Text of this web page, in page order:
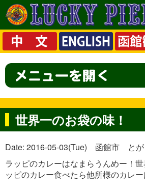
世界一のお袋の味！
Date: 2016-05-03(Tue) 函館市 とが
ラッピのカレーはなまらうんめー！
ッピのカレー食べたら他所様のカレ